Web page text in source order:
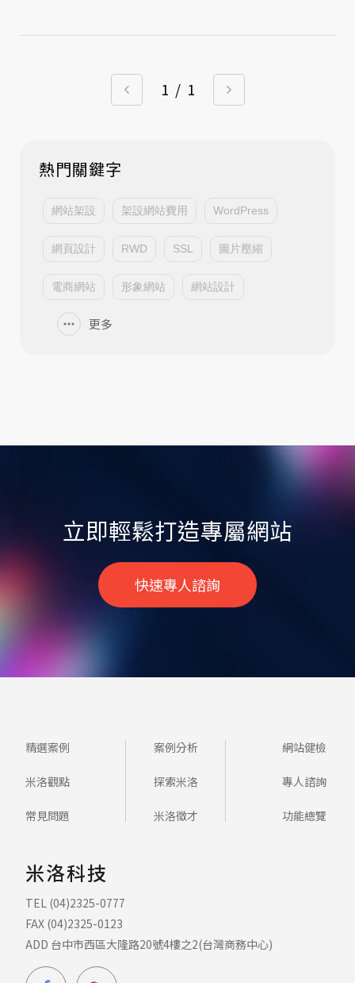
1 / 1
熱門關鍵字
網站架設 架設網站費用 WordPress
網頁設計 RWD SSL 圖片壓縮
電商網站 形象網站 網站設計
更多
立即輕鬆打造專屬網站
快速專人諮詢
精選案例 案例分析 網站健檢
米洛觀點 探索米洛 專人諮詢
常見問題 米洛徵才 功能總覽
米洛科技
TEL (04)2325-0777
FAX (04)2325-0123
ADD 台中市西區大隆路20號4樓之2(台灣商務中心)